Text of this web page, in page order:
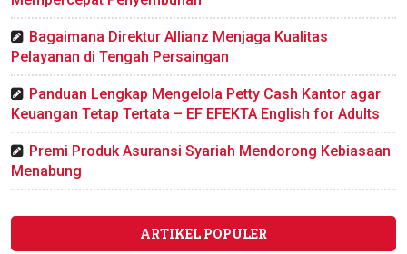
Bagaimana Direktur Allianz Menjaga Kualitas
Pelayanan di Tengah Persaingan
Panduan Lengkap Mengelola Petty Cash Kantor agar
Keuangan Tetap Tertata – EF EFEKTA English for Adults
Premi Produk Asuransi Syariah Mendorong Kebiasaan
Menabung
ARTIKEL POPULER